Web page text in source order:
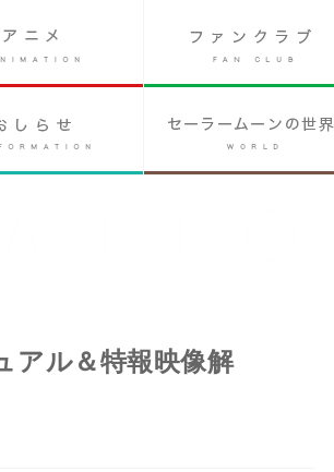
アル＆特報映像解